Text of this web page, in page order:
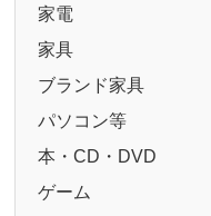
家電
家具
ブランド家具
パソコン等
本・CD・DVD
ゲーム